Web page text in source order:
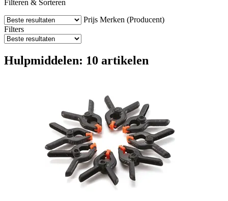
Filteren & Sorteren
Prijs Merken (Producent)
Filters
Hulpmiddelen: 10 artikelen